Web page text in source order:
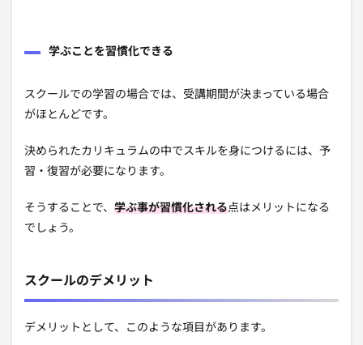
学ぶことを習慣化できる
スクールでの学習の場合では、受講期間が決まっている場合
がほとんどです。
決められたカリキュラムの中でスキルを身につけるには、予
習・復習が必要になります。
そうすることで、 学ぶ事が習慣化される点はメリットになる
でしょう。
スクールのデメリット
デメリットとして、このような項目があります。